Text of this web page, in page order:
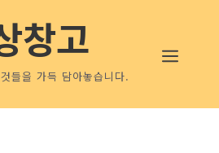
창고
들을 가득 담아놓습니다.
메뉴